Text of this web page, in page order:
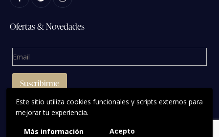
Este sitio utiliza cookies funcionales y scripts externos para
mejorar tu experiencia.
Más información Acepto
Ofertas & Novedades